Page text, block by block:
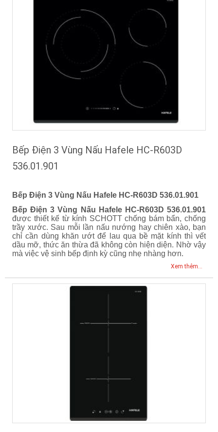
Bếp Điện 3 Vùng Nấu Hafele HC-R603D
536.01.901
Bếp Điện 3 Vùng Nấu Hafele HC-R603D 536.01.901
Bếp Điện 3 Vùng Nấu Hafele HC-R603D 536.01.901
được thiết kế từ kính SCHOTT chống bám bẩn, chống
trầy xước. Sau mỗi lần nấu nướng hay chiên xào, bạn
chỉ cần dùng khăn ướt để lau qua bề mặt kính thì vết
dầu mỡ, thức ăn thừa đã không còn hiện diện. Nhờ vậy
mà việc vệ sinh bếp định kỳ cũng nhẹ nhàng hơn.
Xem thêm...